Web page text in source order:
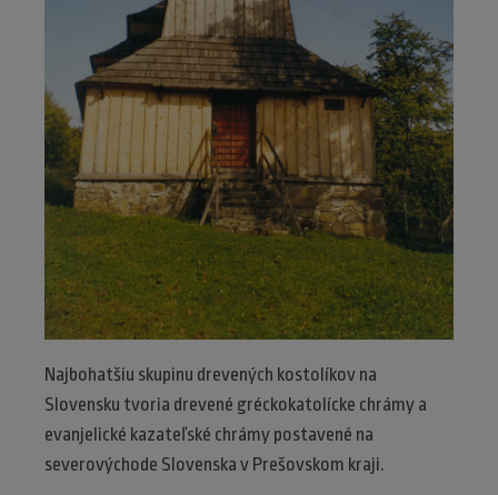
Najbohatšiu skupinu drevených kostolíkov na
Slovensku tvoria drevené gréckokatolícke chrámy a
evanjelické kazateľské chrámy postavené na
severovýchode Slovenska v Prešovskom kraji.